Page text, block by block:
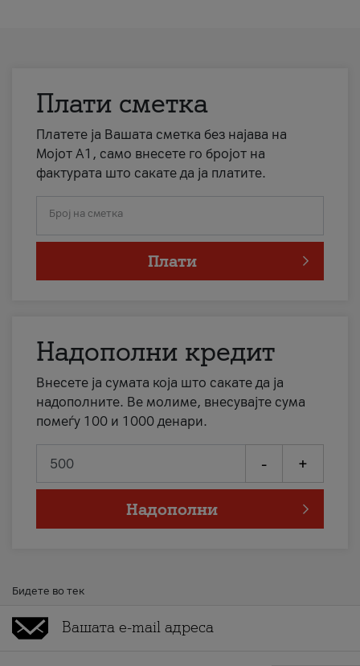
Плати сметка
Платете ја Вашата сметка без најава на
Мојот А1, само внесете го бројот на
фактурата што сакате да ја платите.
Број на сметка
Плати
Надополни кредит
Внесете ја сумата која што сакате да ја
надополните. Ве молиме, внесувајте сума
помеѓу 100 и 1000 денари.
- +
Надополни
Бидете во тек